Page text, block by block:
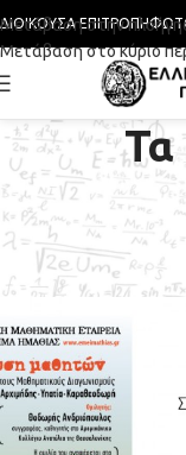
Μετάβαση στην
Μετάβαση στο κύριο
ΔΙΟΙΚΟΎΣΑ ΕΠΙΤΡΟΠΉ
Τα
ΕΜΕ -